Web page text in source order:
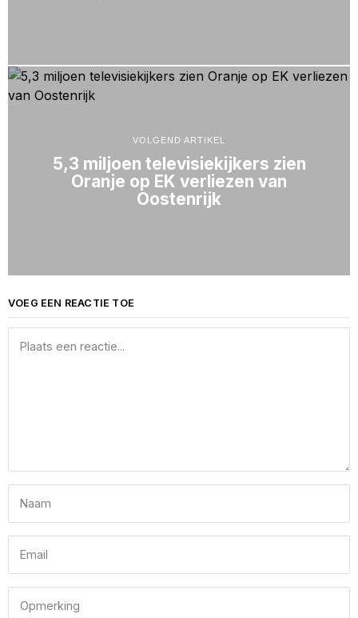
VOLGEND ARTIKEL
5,3 miljoen televisiekijkers zien
Oranje op EK verliezen van
Oostenrijk
VOEG EEN REACTIE TOE